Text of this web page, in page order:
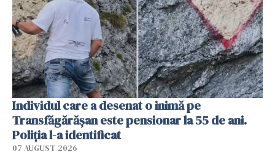
Individul care a desenat o inimă pe
Transfăgărășan este pensionar la 55 de ani.
Poliția l-a identificat
07 AUGUST 2026